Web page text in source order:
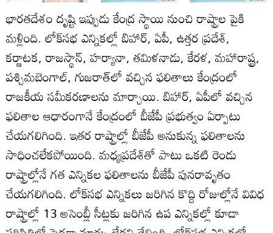
భారతదేశం దృష్టి ఇప్పుడు కేంద్ర స్థాయి నుంచి రాష్ట్రాల పైకి
మళ్లింది. లోక్‌సభ ఎన్నికల్లో బిహార్, ఏపీ, ఉత్తర ప్రదేశ్,
కర్ణాటక, రాజస్థాన్, హర్యానా, తమిళనాడు, కేరళ, మహారాష్ట్ర,
పశ్చిమబెంగాల్, గుజరాత్‌లో వచ్చిన ఫలితాలు కేంద్రంలో
రాజకీయ సమీకరణాలను మార్చాయి. బిహార్, ఏపీలో వచ్చిన
ఫలితాల ఆధారంగానే కేంద్రంలో బీజేపీ ప్రభుత్వం ఏర్పాటు
చేయగలిగింది. ఇతర రాష్ట్రాల్లో బీజేపీ అనుకున్న ఫలితాలను
సాధించలేకపోయింది. మధ్యప్రదేశ్‌తో పాటు ఒకటి రెండు
రాష్ట్రాల్లోనే గత ఎన్నికల ఫలితాలను బీజేపీ పునరావృతం
చేయగలిగింది. లోక్‌సభ ఎన్నికలు జరిగిన కొద్ది రోజుల్లోనే వివిధ
రాష్ట్రాల్లో 13 అసెంబ్లీ సీట్లకు జరిగిన ఉప ఎన్నికల్లో కూడా